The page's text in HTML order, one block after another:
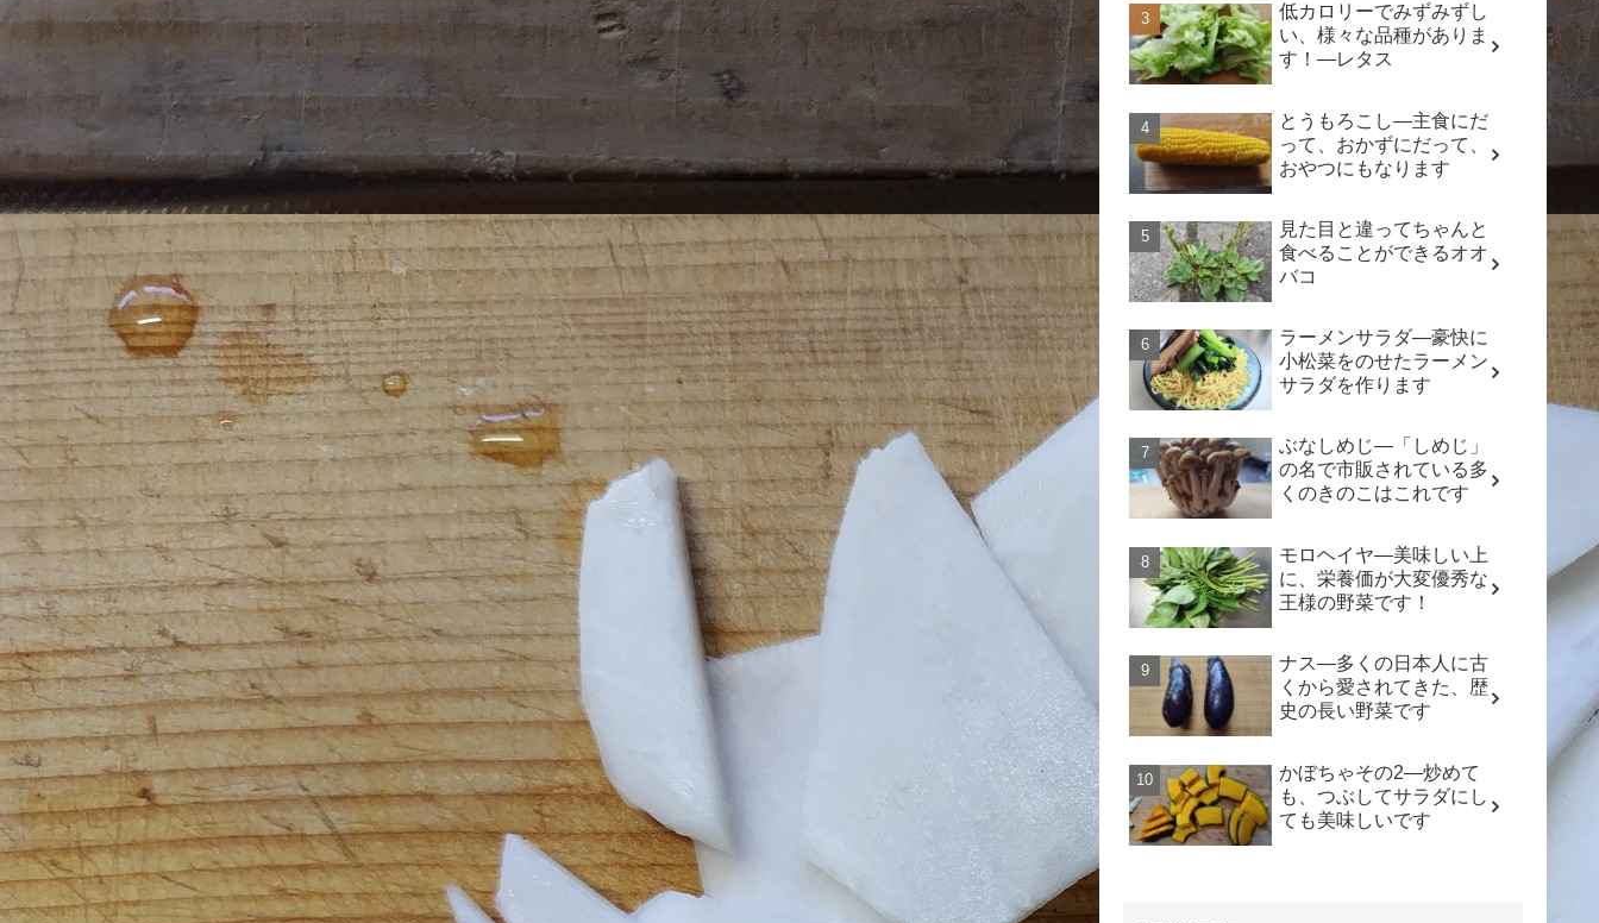
低カロリーでみずみずし
い、様々な品種がありま
す！―レタス
とうもろこし―主食にだ
って、おかずにだって、
おやつにもなります
見た目と違ってちゃんと
食べることができるオオ
バコ
ラーメンサラダ―豪快に
小松菜をのせたラーメン
サラダを作ります
ぶなしめじ―「しめじ」
の名で市販されている多
くのきのこはこれです
モロヘイヤ―美味しい上
に、栄養価が大変優秀な
王様の野菜です！
ナス―多くの日本人に古
くから愛されてきた、歴
史の長い野菜です
かぼちゃその2―炒めて
も、つぶしてサラダにし
ても美味しいです